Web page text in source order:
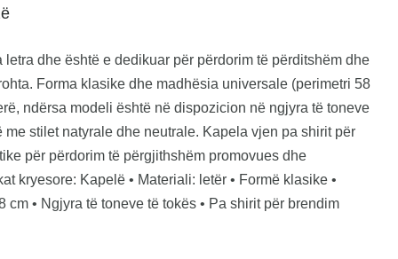
dhe është e dedikuar për përdorim të përditshëm dhe
Forma klasike dhe madhësia universale (perimetri 58
ndërsa modeli është në dispozicion në ngjyra të toneve
me stilet natyrale dhe neutrale. Kapela vjen pa shirit për
për përdorim të përgjithshëm promovues dhe
kryesore: Kapelë • Materiali: letër • Formë klasike •
• Ngjyra të toneve të tokës • Pa shirit për brendim